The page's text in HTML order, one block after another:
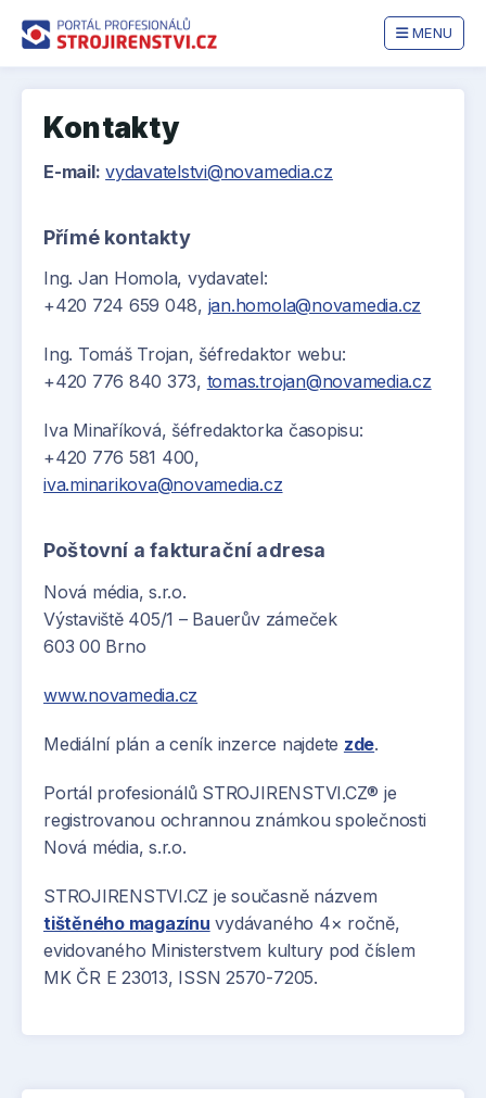
MENU
Kontakty
E-mail: vydavatelstvi@novamedia.cz
Přímé kontakty
Ing. Jan Homola, vydavatel:
+420 724 659 048, jan.homola@novamedia.cz
Ing. Tomáš Trojan, šéfredaktor webu:
+420 776 840 373, tomas.trojan@novamedia.cz
Iva Minaříková, šéfredaktorka časopisu:
+420 776 581 400,
iva.minarikova@novamedia.cz
Poštovní a fakturační adresa
Nová média, s.r.o.
Výstaviště 405/1 – Bauerův zámeček
603 00 Brno
www.novamedia.cz
Mediální plán a ceník inzerce najdete zde.
Portál profesionálů STROJIRENSTVI.CZ® je
registrovanou ochrannou známkou společnosti
Nová média, s.r.o.
STROJIRENSTVI.CZ je současně názvem
tištěného magazínu vydávaného 4× ročně,
evidovaného Ministerstvem kultury pod číslem
MK ČR E 23013, ISSN 2570-7205.